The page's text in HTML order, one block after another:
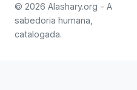
© 2026 Alashary.org - A
sabedoria humana,
catalogada.